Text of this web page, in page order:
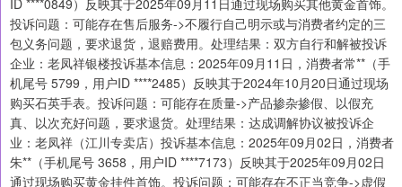
ID ****0849）反映其于2025年09月11日通过现场购买其他黄金首饰。
投诉问题：可能存在售后服务->不履行自己明示或与消费者约定的三
包义务问题，要求退货，退赔费用。处理结果：双方自行和解被投诉
企业：老凤祥银楼投诉基本信息：2025年09月11日，消费者常**（手
机尾号 5799，用户ID ****2485）反映其于2024年10月20日通过现场
购买石英手表。投诉问题：可能存在质量->产品掺杂掺假、以假充
真、以次充好问题，要求退货。处理结果：达成调解协议被投诉企
业：老凤祥（江川专卖店）投诉基本信息：2025年09月02日，消费者
朱**（手机尾号 3658，用户ID ****7173）反映其于2025年09月02日
通过现场购买黄金挂件首饰。投诉问题：可能存在不正当竞争->虚假